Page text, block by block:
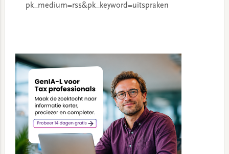
pk_medium=rss&pk_keyword=uitspraken
Sidebar